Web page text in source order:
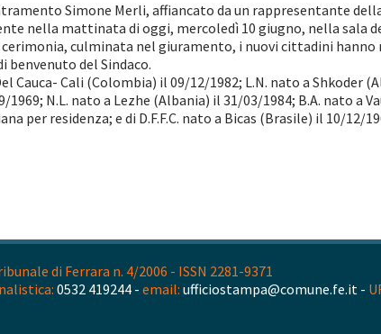
Simone Merli, affiancato da un rappresentante
nella mattinata di oggi, mercoledì 10 giugno, nella sala
cerimonia, culminata nel giuramento, i nuovi cittadini
benvenuto del Sindaco.
Cauca- Cali (Colombia) il 09/12/1982; L.N. nato a Shkoder
N.L. nato a Lezhe (Albania) il 31/03/1984; B.A. nato a
per residenza; e di D.F.F.C. nato a Bicas (Brasile) il 10/
di Ferrara n. 4/2006 - ISSN 2281-9371
0532 419244 - email: ufficiostampa@comune.fe.it -